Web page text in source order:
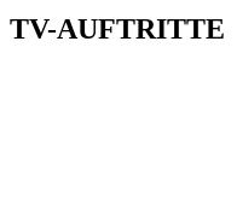
TV-AUFTRITTE